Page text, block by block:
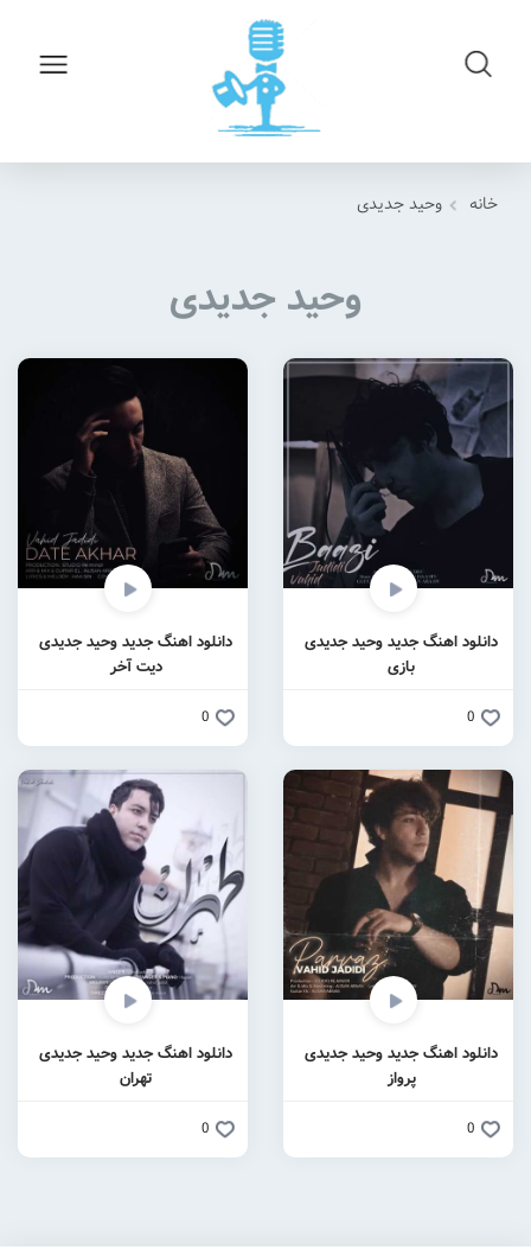
خانه وحید جدیدی
وحید جدیدی
دانلود اهنگ جدید وحید جدیدی
بازی
0
دانلود اهنگ جدید وحید جدیدی
دیت آخر
0
دانلود اهنگ جدید وحید جدیدی
پرواز
0
دانلود اهنگ جدید وحید جدیدی
تهران
0